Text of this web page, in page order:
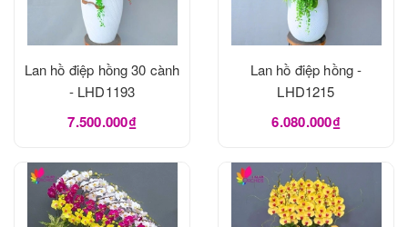
Lan hồ điệp hồng 30 cành
- LHD1193
7.500.000₫
Lan hồ điệp hồng -
LHD1215
6.080.000₫